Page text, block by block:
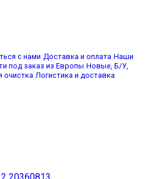
с нами Доставка и оплата Наши
под заказ из Европы Новые, Б/У,
очистка Логистика и доставка